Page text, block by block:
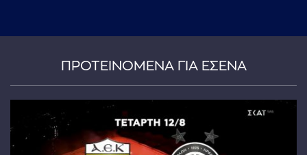
ΠΡΟΤΕΙΝΟΜΕΝΑ ΓΙΑ ΕΣΕΝΑ